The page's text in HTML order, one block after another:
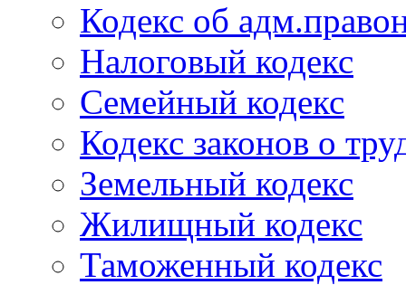
Кодекс об
Налоговый кодекс
Семейный кодекс
Кодекс законов о
Земельный кодекс
Жилищный кодекс
Таможенный кодекс